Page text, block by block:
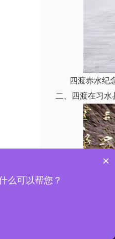
四渡赤水纪念
二、四渡在习
×
么可以帮您？